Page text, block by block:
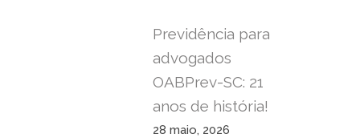
Previdência para
advogados
OABPrev-SC: 21
anos de história!
28 maio, 2026